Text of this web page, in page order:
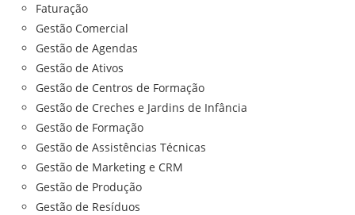
Faturação
Gestão Comercial
Gestão de Agendas
Gestão de Ativos
Gestão de Centros de Formação
Gestão de Creches e Jardins de Infância
Gestão de Formação
Gestão de Assistências Técnicas
Gestão de Marketing e CRM
Gestão de Produção
Gestão de Resíduos